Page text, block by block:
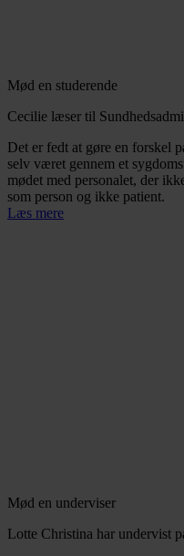
Mød en studerende
Cecilie læser til
Det er fedt at gøre en forskel
selv været gennem et
mødet med personalet, der
som person og ikke patient.
Læs mere
Mød en underviser
Lotte Christina har undervist